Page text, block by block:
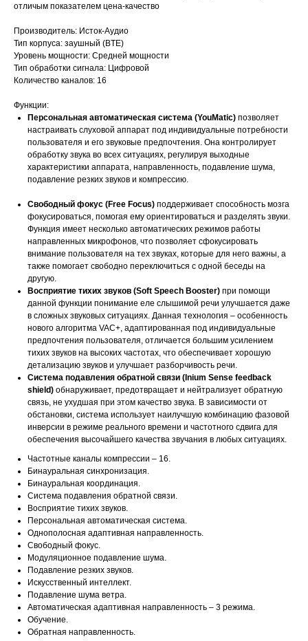
отличым показателем цена-качество
Производитель: Исток-Аудио
Тип корпуса: заушный (BTE)
Уровень мощности: Средней мощности
Тип обработки сигнала: Цифровой
Количество каналов: 16
Функции:
Персональная автоматическая система (YouMatic) позволяет
настраивать слуховой аппарат под индивидуальные потребности
пользователя и его звуковые предпочтения. Она контролирует
обработку звука во всех ситуациях, регулируя выходные
характеристики аппарата, направленность, подавление шума,
подавление резких звуков и компрессию.
Свободный фокус (Free Focus) поддерживает способность мозга
фокусироваться, помогая ему ориентироваться и разделять звуки.
Функция имеет несколько автоматических режимов работы
направленных микрофонов, что позволяет сфокусировать
внимание пользователя на тех звуках, которые для него важны, а
также помогает свободно переключиться с одной беседы на
другую.
Восприятие тихих звуков (Soft Speech Booster) при помощи
данной функции понимание еле слышимой речи улучшается даже
в сложных звуковых ситуациях. Данная технология – особенность
нового алгоритма VAC+, адаптированная под индивидуальные
предпочтения пользователя, отличается большим усилением
тихих звуков на высоких частотах, что обеспечивает хорошую
детализацию звуков и улучшает разборчивость речи.
Система подавления обратной связи (Inium Sense feedback
shield) обнаруживает, предотвращает и нейтрализует обратную
связь, не ухудшая при этом качество звука. В зависимости от
обстановки, система использует наилучшую комбинацию фазовой
инверсии в режиме реального времени и частотного сдвига для
обеспечения высочайшего качества звучания в любых ситуациях.
Частотные каналы компрессии – 16.
Бинауральная синхронизация.
Бинауральная координация.
Система подавления обратной связи.
Восприятие тихих звуков.
Персональная автоматическая система.
Однополосная адаптивная направленность.
Свободный фокус.
Модуляционное подавление шума.
Подавление резких звуков.
Искусственный интеллект.
Подавление шума ветра.
Автоматическая адаптивная направленность – 3 режима.
Обучение.
Обратная направленность.